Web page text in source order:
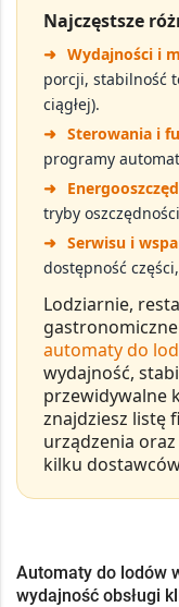
Najczęstsze
➜ Wydajności i
porcji, stabilność
ciągłej).
➜ Sterowania i
programy
➜
tryby
➜ Serwisu i
dostępność
Lodziarnie,
automaty do
wydajność,
przewidywalne
znajdziesz listę
urządzenia
kilku
Automaty do lodów
wydajność obsługi